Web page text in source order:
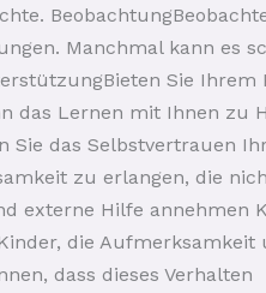
Manchmal kann es
Sie Ihrem
das Lernen mit Ihnen zu
das Selbstvertrauen
zu erlangen, die
externe Hilfe annehmen
die Aufmerksamkeit
dass dieses Verhalten